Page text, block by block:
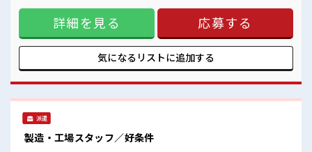
20代の若い世代がたくさん活躍中の活気ある職場！
休憩時間にゆっくりできるスペース完備！
服装の悩み解消♪ ≪未経験の方も大カンゲイ≫ 新しいことに
チャレンジするのは不安だけど、 しっかり働く環境が整って
います！ イチからスキルUP・ステップUP目指していきまし
ょう！ ≪様々なお仕事をご提案≫ 一人で悩まず気軽に相談で
きる、 派遣のお仕事です！ ■職場の雰囲気 髪型にこだわりの
あるアナタは必見！ 髪型自由な職場！ 20代の若い世代がたく
ース完備！
詳細を見る 応募する
気になるリストに追加する
派遣
製造・工場スタッフ／好条件